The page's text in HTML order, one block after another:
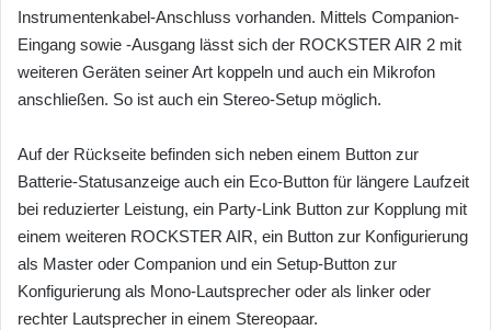
Instrumentenkabel-Anschluss vorhanden. Mittels Companion-
Eingang sowie -Ausgang lässt sich der ROCKSTER AIR 2 mit
weiteren Geräten seiner Art koppeln und auch ein Mikrofon
anschließen. So ist auch ein Stereo-Setup möglich.
Auf der Rückseite befinden sich neben einem Button zur
Batterie-Statusanzeige auch ein Eco-Button für längere Laufzeit
bei reduzierter Leistung, ein Party-Link Button zur Kopplung mit
einem weiteren ROCKSTER AIR, ein Button zur Konfigurierung
als Master oder Companion und ein Setup-Button zur
Konfigurierung als Mono-Lautsprecher oder als linker oder
rechter Lautsprecher in einem Stereopaar.